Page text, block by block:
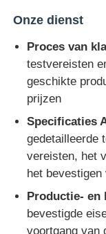
Onze dienst
Proces van
testvereisten
geschikte
prijzen
Specificaties
gedetailleerde
vereisten, het
het
Productie- en
bevestigde
voortgang van